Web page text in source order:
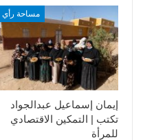
مساحة رأي
إيمان إسماعيل عبدالجواد
تكتب | التمكين الاقتصادي
للمرأة